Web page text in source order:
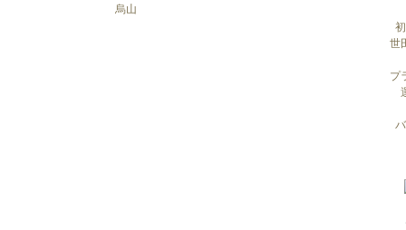
烏山
世
プ